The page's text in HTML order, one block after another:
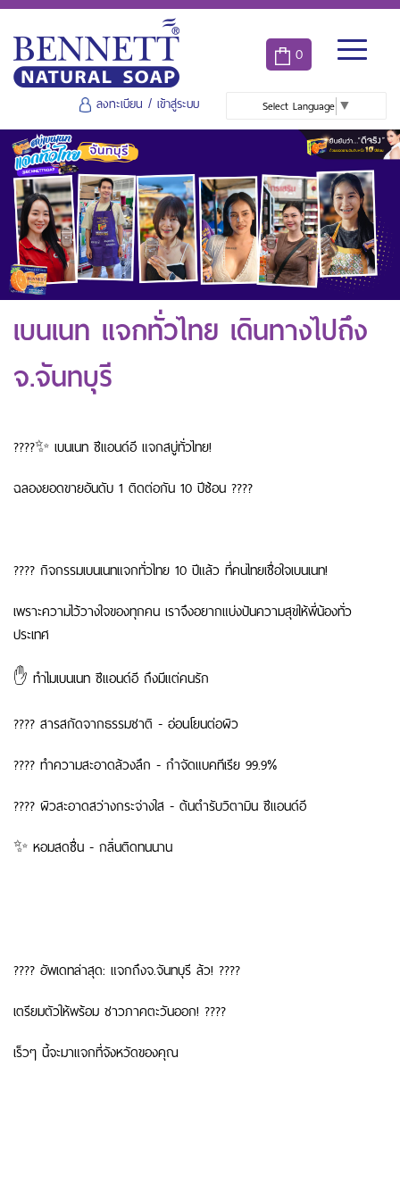
0
ลงทะเบียน / เข้าสู่ระบบ Select Language ▼
เบนเนท แจกทั่วไทย เดินทางไปถึง
จ.จันทบุรี
????✨ เบนเนท ซีแอนด์อี แจกสบู่ทั่วไทย!
ฉลองยอดขายอันดับ 1 ติดต่อกัน 10 ปีซ้อน ????
???? กิจกรรมเบนเนทแจกทั่วไทย 10 ปีแล้ว ที่คนไทยเชื่อใจเบนเนท!
เพราะความไว้วางใจของทุกคน เราจึงอยากแบ่งปันความสุขให้พี่น้องทั่ว
ประเทศ
✋ ทำไมเบนเนท ซีแอนด์อี ถึงมีแต่คนรัก
???? สารสกัดจากธรรมชาติ - อ่อนโยนต่อผิว
???? ทำความสะอาดล้วงลึก - กำจัดแบคทีเรีย 99.9%
???? ผิวสะอาดสว่างกระจ่างใส - ต้นตำรับวิตามิน ซีแอนด์อี
✨ หอมสดชื่น - กลิ่นติดทนนาน
???? อัพเดทล่าสุด: แจกถึงจ.จันทบุรี ล้ว! ????
เตรียมตัวให้พร้อม ชาวภาคตะวันออก! ????
เร็วๆ นี้จะมาแจกที่จังหวัดของคุณ